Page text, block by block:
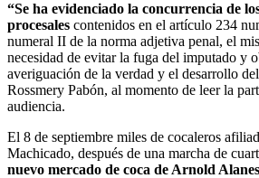
“Se ha evidenciado la concurrencia de
procesales contenidos en el artículo 234
numeral II de la norma adjetiva penal, el
necesidad de evitar la fuga del imputado y
averiguación de la verdad y el desarrollo
Rossmery Pabón, al momento de leer la
audiencia.
El 8 de septiembre miles de cocaleros
Machicado, después de una marcha de
nuevo mercado de coca de Arnold Alanes